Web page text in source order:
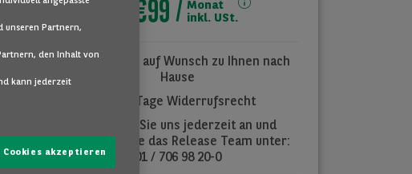
€99
Monat
inkl. USt.
Lieferung auf Wunsch zu Ihnen nach
Hause
14 Tage Widerrufsrecht
Rufen Sie uns jederzeit an und
verlangen Sie das Release Team unter:
01 / 706 98 20-0
unseren Partnern,
den Inhalt von
kann jederzeit
Cookies akzeptieren